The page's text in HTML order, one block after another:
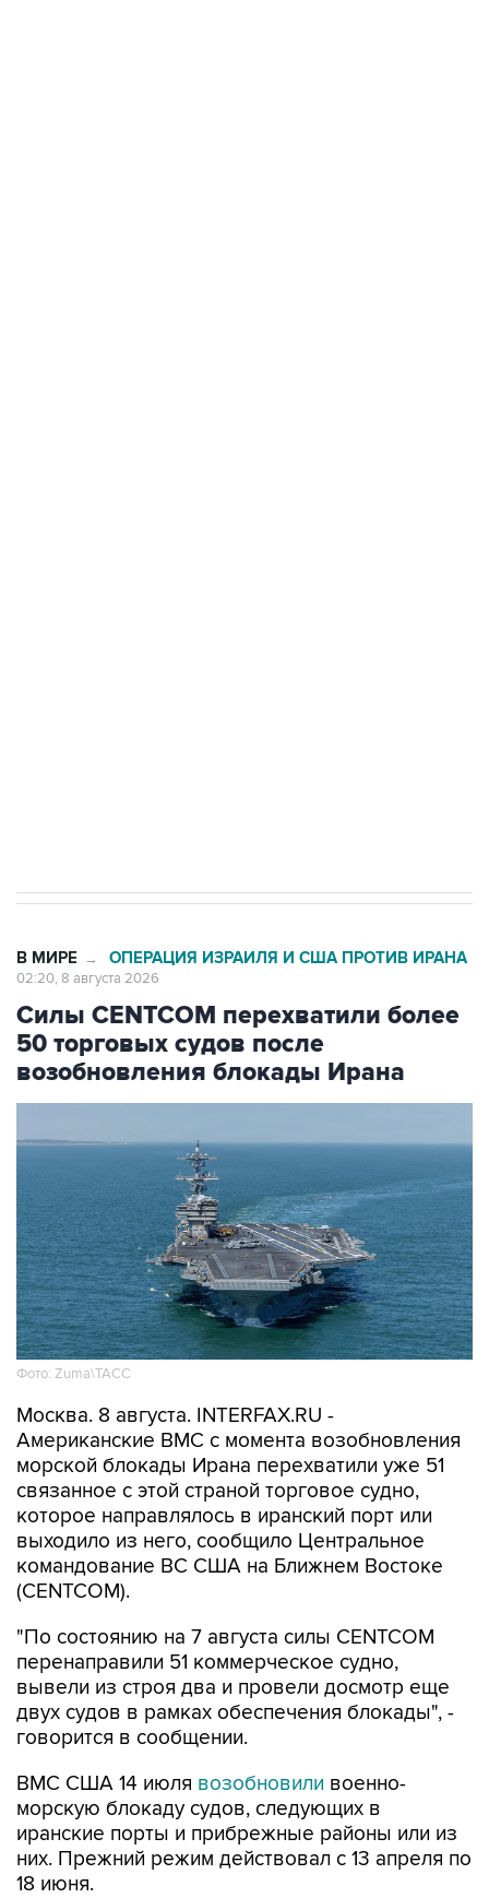
В МИРЕ → ОПЕРАЦИЯ ИЗРАИЛЯ И США ПРОТИВ ИРАНА
02:20, 8 августа 2026
Силы CENTCOM перехватили более
50 торговых судов после
возобновления блокады Ирана
Фото: Zuma\ТАСС
Москва. 8 августа. INTERFAX.RU -
Американские ВМС с момента возобновления
морской блокады Ирана перехватили уже 51
связанное с этой страной торговое судно,
которое направлялось в иранский порт или
выходило из него, сообщило Центральное
командование ВС США на Ближнем Востоке
(CENTCOM).
"По состоянию на 7 августа силы CENTCOM
перенаправили 51 коммерческое судно,
вывели из строя два и провели досмотр еще
двух судов в рамках обеспечения блокады", -
говорится в сообщении.
ВМС США 14 июля возобновили военно-
морскую блокаду судов, следующих в
иранские порты и прибрежные районы или из
них. Прежний режим действовал с 13 апреля по
18 июня.